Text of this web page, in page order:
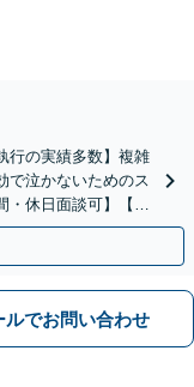
行の実績多数】複雑
で泣かないためのス
・休日面談可】【完
ルでお問い合わせ